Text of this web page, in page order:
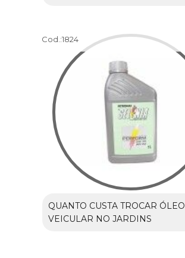
Cod.:1824
QUANTO CUSTA TROCAR ÓLEO
VEICULAR NO JARDINS